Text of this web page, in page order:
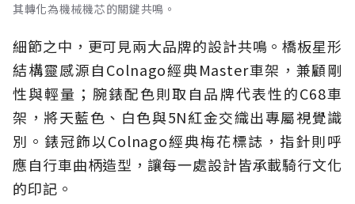
其轉化為機械機芯的關鍵共鳴。
細節之中，更可見兩大品牌的設計共鳴。橋板星形
結構靈感源自Colnago經典Master車架，兼顧剛
性與輕量；腕錶配色則取自品牌代表性的C68車
架，將天藍色、白色與5N紅金交織出專屬視覺識
別。錶冠飾以Colnago經典梅花標誌，指針則呼
應自行車曲柄造型，讓每一處設計皆承載騎行文化
的印記。